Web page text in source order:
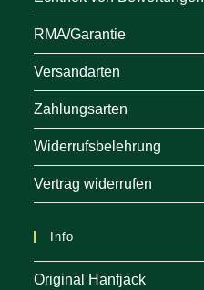
RMA/Garantie
Versandarten
Zahlungsarten
Widerrufsbelehrung
Vertrag widerrufen
Info
Original Hanfjack